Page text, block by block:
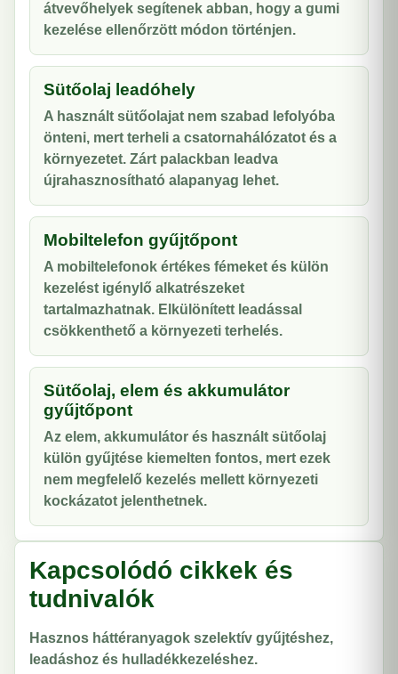
átvevőhelyek segítenek abban, hogy a gumi
kezelése ellenőrzött módon történjen.
Sütőolaj leadóhely
A használt sütőolajat nem szabad lefolyóba
önteni, mert terheli a csatornahálózatot és a
környezetet. Zárt palackban leadva
újrahasznosítható alapanyag lehet.
Mobiltelefon gyűjtőpont
A mobiltelefonok értékes fémeket és külön
kezelést igénylő alkatrészeket
tartalmazhatnak. Elkülönített leadással
csökkenthető a környezeti terhelés.
Sütőolaj, elem és akkumulátor
gyűjtőpont
Az elem, akkumulátor és használt sütőolaj
külön gyűjtése kiemelten fontos, mert ezek
nem megfelelő kezelés mellett környezeti
kockázatot jelenthetnek.
Kapcsolódó cikkek és
tudnivalók
Hasznos háttéranyagok szelektív gyűjtéshez,
leadáshoz és hulladékkezeléshez.